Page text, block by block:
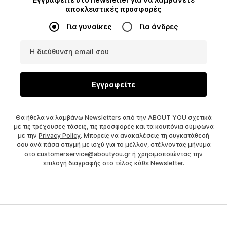
αποκλειστικές προσφορές
Για γυναίκες Για άνδρες
Η διεύθυνση email σου
Εγγραφείτε
Θα ήθελα να λαμβάνω Newsletters από την ABOUT YOU σχετικά
με τις τρέχουσες τάσεις, τις προσφορές και τα κουπόνια σύμφωνα
με την Privacy Policy. Μπορείς να ανακαλέσεις τη συγκατάθεσή
σου ανά πάσα στιγμή με ισχύ για το μέλλον, στέλνοντας μήνυμα
στο customerservice@aboutyou.gr ή χρησιμοποιώντας την
επιλογή διαγραφής στο τέλος κάθε Newsletter.